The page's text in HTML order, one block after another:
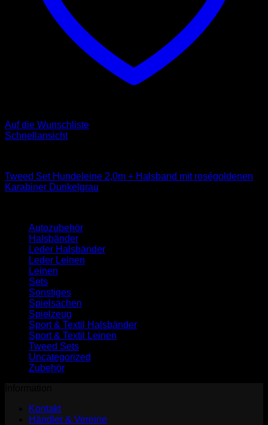
Auf die Wunschliste
Schnellansicht
Tweed Set Hundeleine 2,0m + Halsband mit roségoldenen
Karabiner Dunkelgrau
Autozubehör
Halsbänder
Leder Halsbänder
Leder Leinen
Leinen
Sets
Sonstiges
Spielsachen
Spielzeug
Sport & Textil Halsbänder
Sport & Textil Leinen
Tweed Sets
Uncategorized
Zubehör
Kontakt
Händler & Vereine